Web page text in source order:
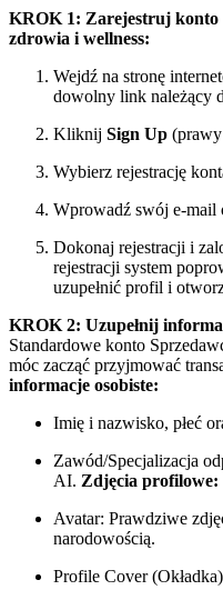
KROK 1: Zarejestruj konto
zdrowia i wellness:
Wejdź na stronę
dowolny link należący
Kliknij Sign Up
Wybierz rejestrację
Wprowadź swój e-mail
Dokonaj rejestracji i
rejestracji system
uzupełnić profil i
KROK 2: Uzupełnij
Standardowe konto
móc zacząć przyjmować
informacje osobiste:
Imię i nazwisko, płeć
Zawód/Specjalizacja
AI. Zdjęcia profilowe:
Avatar: Prawdziwe
narodowością.
Profile Cover